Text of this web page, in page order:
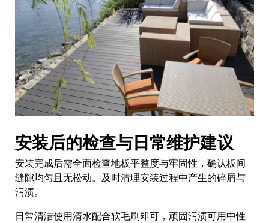
安装后的检查与日常维护建议
安装完成后需全面检查地板平整度与牢固性，确认板间
缝隙均匀且无松动。及时清理安装过程中产生的碎屑与
污渍。
日常清洁使用清水配合软毛刷即可，顽固污渍可用中性